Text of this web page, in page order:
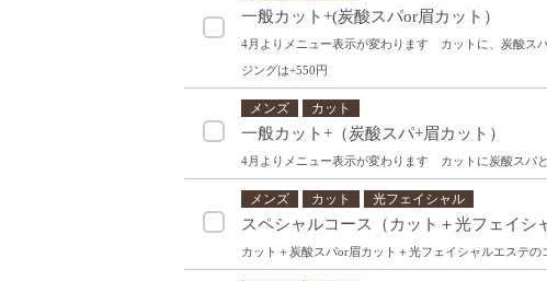
一般カット+(炭酸スパor眉カット）
4月よりメニュー表示が変わります カットに、炭酸ス
ジングは+550円
メンズ カット
一般カット+（炭酸スパ+眉カット）
4月よりメニュー表示が変わります カットに炭酸スパ
メンズ カット 光フェイシャル
スペシャルコース（カット＋光フェイシ
カット＋炭酸スパor眉カット＋光フェイシャルエステ